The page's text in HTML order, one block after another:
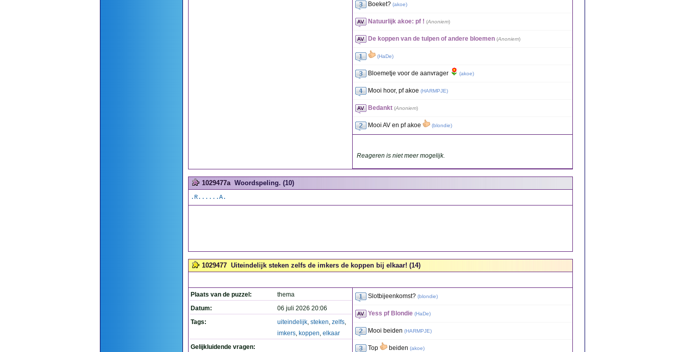
Boeket? (akoe)
Natuurlijk akoe: pf ! (Anoniem)
De koppen van de tulpen of andere bloemen (Anoniem)
(HaDe)
Bloemetje voor de aanvrager (akoe)
Mooi hoor, pf akoe (HARMPJE)
Bedankt (Anoniem)
Mooi AV en pf akoe (blondie)
Reageren is niet meer mogelijk.
1029477a Woordspeling. (10)
.R......A.
1029477 Uiteindelijk steken zelfs de imkers de koppen bij elkaar! (14)
Plaats van de puzzel:
thema
Datum:
06 juli 2026 20:06
Tags:
uiteindelijk, steken, zelfs,
imkers, koppen, elkaar
Gelijkluidende vragen:
Slotbijeenkomst? (blondie)
Yess pf Blondie (HaDe)
Mooi beiden (HARMPJE)
Top beiden (akoe)